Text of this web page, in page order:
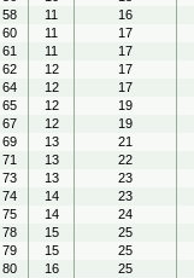
58 11
16
60 11
17
61 11
17
62 12
17
64 12
17
65 12
19
67 12
19
69 13
21
71 13
22
73 13
23
74 14
23
75 14
24
78 15
25
79 15
25
80 16
25